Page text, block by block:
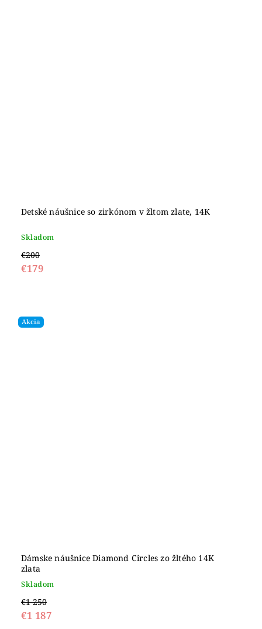
Detské náušnice so zirkónom v žltom zlate, 14K
Skladom
€200
€179
Akcia
Dámske náušnice Diamond Circles zo žltého 14K
zlata
Skladom
€1 250
€1 187